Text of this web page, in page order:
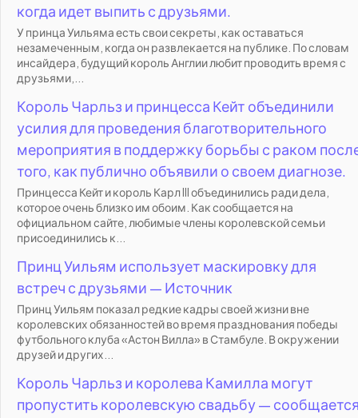
когда идет выпить с друзьями.
У принца Уильяма есть свои секреты, как оставаться
незамеченным, когда он развлекается на публике. По словам
инсайдера, будущий король Англии любит проводить время с
друзьями,...
Король Чарльз и принцесса Кейт объединили
усилия для проведения благотворительного
мероприятия в поддержку борьбы с раком
того, как публично объявили о своем диагнозе.
Принцесса Кейт и король Карл III объединились ради дела,
которое очень близко им обоим. Как сообщается на
официальном сайте, любимые члены королевской семьи
присоединились к...
Принц Уильям использует маскировку для
встреч с друзьями — Источник
Принц Уильям показал редкие кадры своей жизни вне
королевских обязанностей во время празднования победы
футбольного клуба «Астон Вилла» в Стамбуле. В окружении
друзей и других...
Король Чарльз и королева Камилла могут
пропустить королевскую свадьбу —